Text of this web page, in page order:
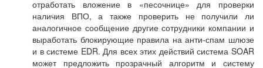
отработать вложение в «песочнице» для проверки
наличия ВПО, а также проверить не получили ли
аналогичное сообщение другие сотрудники компании и
выработать блокирующие правила на анти-спам шлюзе
и в системе EDR. Для всех этих действий система SOAR
может предложить прозрачный алгоритм и систему